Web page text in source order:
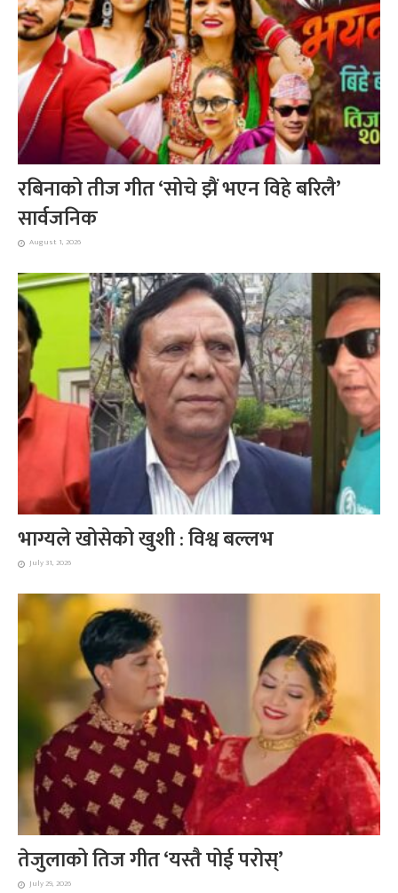
रबिनाको तीज गीत ‘सोचे झैं भएन विहे बरिलै’
सार्वजनिक
August 1, 2026
भाग्यले खोसेको खुशी : विश्व बल्लभ
July 31, 2026
तेजुलाको तिज गीत ‘यस्तै पोई परोस्’
July 29, 2026